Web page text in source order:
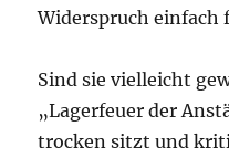
Widerspruch einfach
Sind sie vielleicht
„Lagerfeuer der
trocken sitzt und